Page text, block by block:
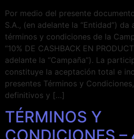
Por medio del presente
S.A., (en adelante la “Entidad”)
términos y condiciones de la
“10% DE CASHBACK EN
adelante la “Campaña”). La
constituye la aceptación total e
presentes Términos y
definitivos y […]
TÉRMINOS Y